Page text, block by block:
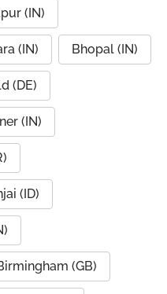
(IN)
(IN) Bhopal (IN)
(DE)
(IN)
(ID)
(GB)